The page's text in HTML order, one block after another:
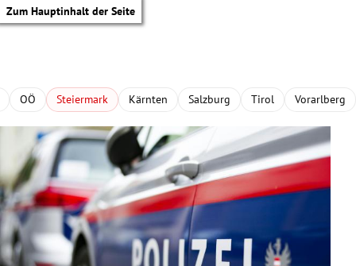
Zum Hauptinhalt der Seite
OÖ Steiermark Kärnten Salzburg Tirol Vorarlberg